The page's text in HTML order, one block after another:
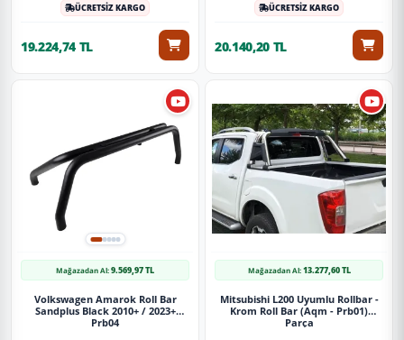
ÜCRETSİZ KARGO
19.224,74 TL
ÜCRETSİZ KARGO
20.140,20 TL
Mağazadan Al:9.569,97 TL
Volkswagen Amarok Roll Bar
Sandplus Black 2010+ / 2023+
Prb04
Mağazadan Al:13.277,60 TL
Mitsubishi L200 Uyumlu Rollbar -
Krom Roll Bar (Aqm - Prb01)
Parça